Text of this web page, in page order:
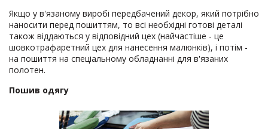
Якщо у в'язаному виробі передбачений декор, який потрібно
наносити перед пошиттям, то всі необхідні готові деталі
також віддаються у відповідний цех (найчастіше - це
шовкотрафаретний цех для нанесення малюнків), і потім -
на пошиття на спеціальному обладнанні для в'язаних
полотен.
Пошив одягу